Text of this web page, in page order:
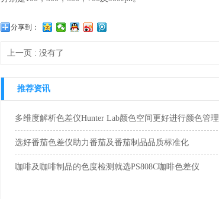
分享到：
上一页 : 没有了
推荐资讯
多维度解析色差仪Hunter Lab颜色空间更好进行颜色管理
选好番茄色差仪助力番茄及番茄制品品质标准化
咖啡及咖啡制品的色度检测就选PS808C咖啡色差仪